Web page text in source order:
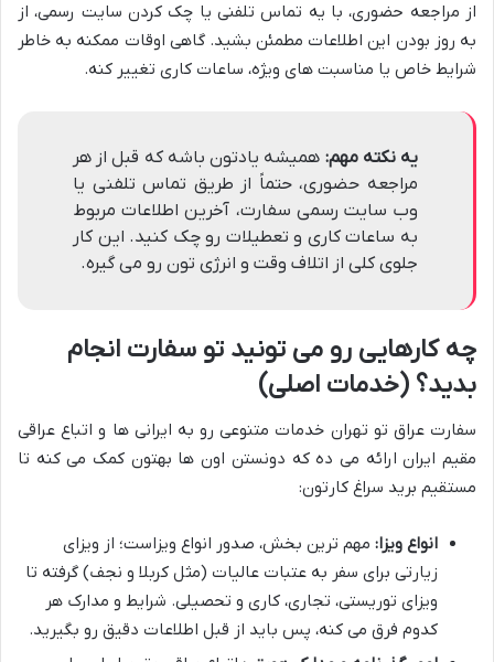
از مراجعه حضوری، با یه تماس تلفنی یا چک کردن سایت رسمی، از
به روز بودن این اطلاعات مطمئن بشید. گاهی اوقات ممکنه به خاطر
شرایط خاص یا مناسبت های ویژه، ساعات کاری تغییر کنه.
یه نکته مهم: همیشه یادتون باشه که قبل از هر
مراجعه حضوری، حتماً از طریق تماس تلفنی یا
وب سایت رسمی سفارت، آخرین اطلاعات مربوط
به ساعات کاری و تعطیلات رو چک کنید. این کار
جلوی کلی از اتلاف وقت و انرژی تون رو می گیره.
چه کارهایی رو می تونید تو سفارت انجام
بدید؟ (خدمات اصلی)
سفارت عراق تو تهران خدمات متنوعی رو به ایرانی ها و اتباع عراقی
مقیم ایران ارائه می ده که دونستن اون ها بهتون کمک می کنه تا
مستقیم برید سراغ کارتون:
انواع ویزا: مهم ترین بخش، صدور انواع ویزاست؛ از ویزای
زیارتی برای سفر به عتبات عالیات (مثل کربلا و نجف) گرفته تا
ویزای توریستی، تجاری، کاری و تحصیلی. شرایط و مدارک هر
کدوم فرق می کنه، پس باید از قبل اطلاعات دقیق رو بگیرید.